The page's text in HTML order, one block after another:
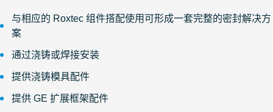
与相应的 Roxtec 组件搭配使用可形成一套完整的密封解决方
案
通过浇铸或焊接安装
提供浇铸模具配件
提供 GE 扩展框架配件